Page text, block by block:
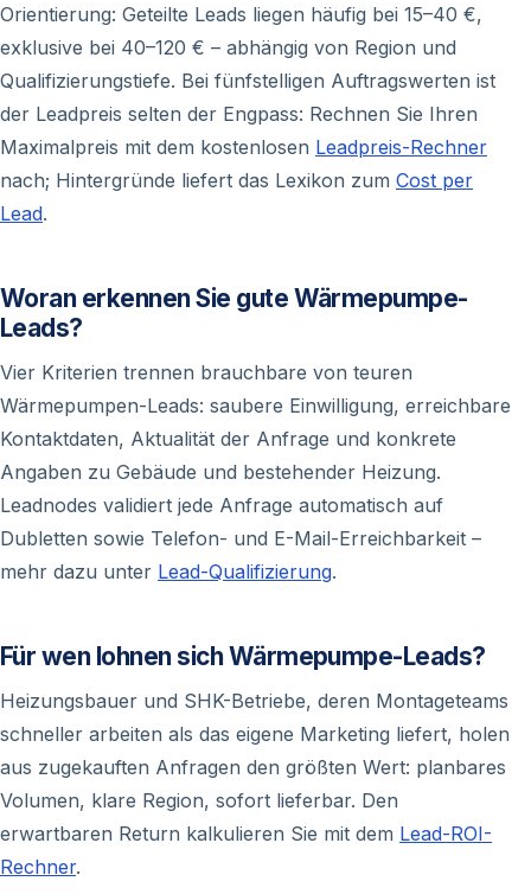
Orientierung: Geteilte Leads liegen häufig bei 15–40 €,
exklusive bei 40–120 € – abhängig von Region und
Qualifizierungstiefe. Bei fünfstelligen Auftragswerten ist
der Leadpreis selten der Engpass: Rechnen Sie Ihren
Maximalpreis mit dem kostenlosen Leadpreis-Rechner
nach; Hintergründe liefert das Lexikon zum Cost per
Lead.
Woran erkennen Sie gute Wärmepumpe-
Leads?
Vier Kriterien trennen brauchbare von teuren
Wärmepumpen-Leads: saubere Einwilligung, erreichbare
Kontaktdaten, Aktualität der Anfrage und konkrete
Angaben zu Gebäude und bestehender Heizung.
Leadnodes validiert jede Anfrage automatisch auf
Dubletten sowie Telefon- und E-Mail-Erreichbarkeit –
mehr dazu unter Lead-Qualifizierung.
Für wen lohnen sich Wärmepumpe-Leads?
Heizungsbauer und SHK-Betriebe, deren Montageteams
schneller arbeiten als das eigene Marketing liefert, holen
aus zugekauften Anfragen den größten Wert: planbares
Volumen, klare Region, sofort lieferbar. Den
erwartbaren Return kalkulieren Sie mit dem Lead-ROI-
Rechner.